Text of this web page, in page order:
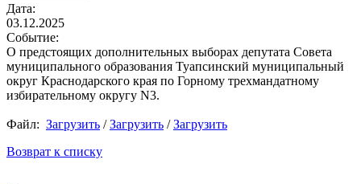
Дата:
03.12.2025
Событие:
О предстоящих дополнительных выборах депутата Совета
муниципального образования Туапсинский муниципальный
округ Краснодарского края по Горному трехмандатному
избирательному округу N3.
Файл: Загрузить /Загрузить /Загрузить
Возврат к списку